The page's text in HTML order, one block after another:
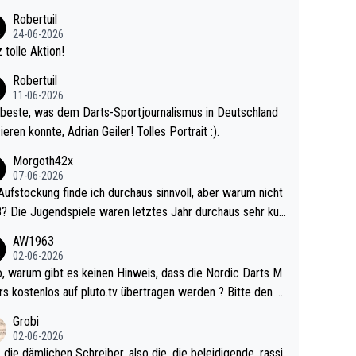
Da gewinnst keinen Blumentopf - ist ja n
eines Kreisligisten vs einem Bu
Robertuil
24-06-2026
tolle Aktion!
Robertuil
11-06-2026
was dem Darts-Sportjournalismus in Deutschland
konnte, Adrian Geiler! Tolles Portrait :).
Morgoth42x
07-06-2026
finde ich durchaus sinnvoll, aber warum nicht
sehr kur
Somit ändert die automatische Qualifikation des Weltm
nichts. Ich denke sie wollen damit für nächste
wenig WDF Turniere spielen. Dies war bei Archie Self l
Jahr der Fall. Er musste als amtierender Weltmeister d
AW1963
02-06-2026
M
kostenlos auf pluto.tv übertragen werden ? Bitte den A
Grobi
02-06-2026